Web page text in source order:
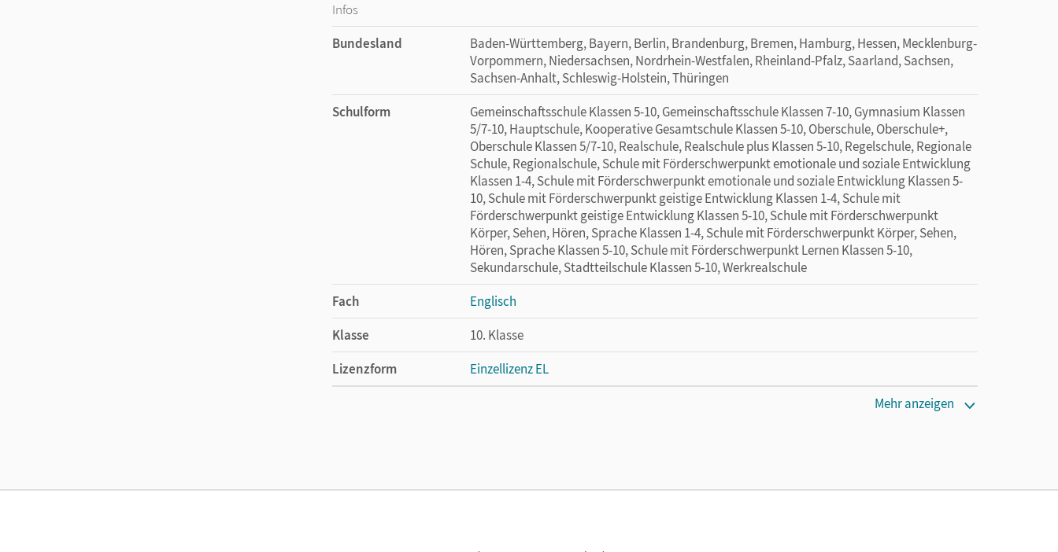
Infos
Bundesland
Baden-Württemberg, Bayern, Berlin, Brandenburg, Bremen, Hamburg, Hessen, Mecklenburg-
Vorpommern, Niedersachsen, Nordrhein-Westfalen, Rheinland-Pfalz, Saarland, Sachsen,
Sachsen-Anhalt, Schleswig-Holstein, Thüringen
Schulform
Gemeinschaftsschule Klassen 5-10, Gemeinschaftsschule Klassen 7-10, Gymnasium Klassen
5/7-10, Hauptschule, Kooperative Gesamtschule Klassen 5-10, Oberschule, Oberschule+,
Oberschule Klassen 5/7-10, Realschule, Realschule plus Klassen 5-10, Regelschule, Regionale
Schule, Regionalschule, Schule mit Förderschwerpunkt emotionale und soziale Entwicklung
Klassen 1-4, Schule mit Förderschwerpunkt emotionale und soziale Entwicklung Klassen 5-
10, Schule mit Förderschwerpunkt geistige Entwicklung Klassen 1-4, Schule mit
Förderschwerpunkt geistige Entwicklung Klassen 5-10, Schule mit Förderschwerpunkt
Körper, Sehen, Hören, Sprache Klassen 1-4, Schule mit Förderschwerpunkt Körper, Sehen,
Hören, Sprache Klassen 5-10, Schule mit Förderschwerpunkt Lernen Klassen 5-10,
Sekundarschule, Stadtteilschule Klassen 5-10, Werkrealschule
Fach
Englisch
Klasse
10. Klasse
Lizenzform
Einzellizenz EL
Mehr anzeigen